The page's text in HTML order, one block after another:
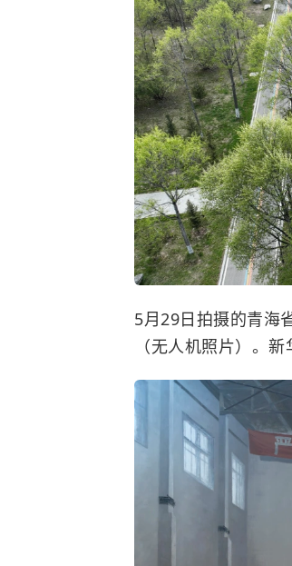
5月29日拍摄的青海
（无人机照片）。